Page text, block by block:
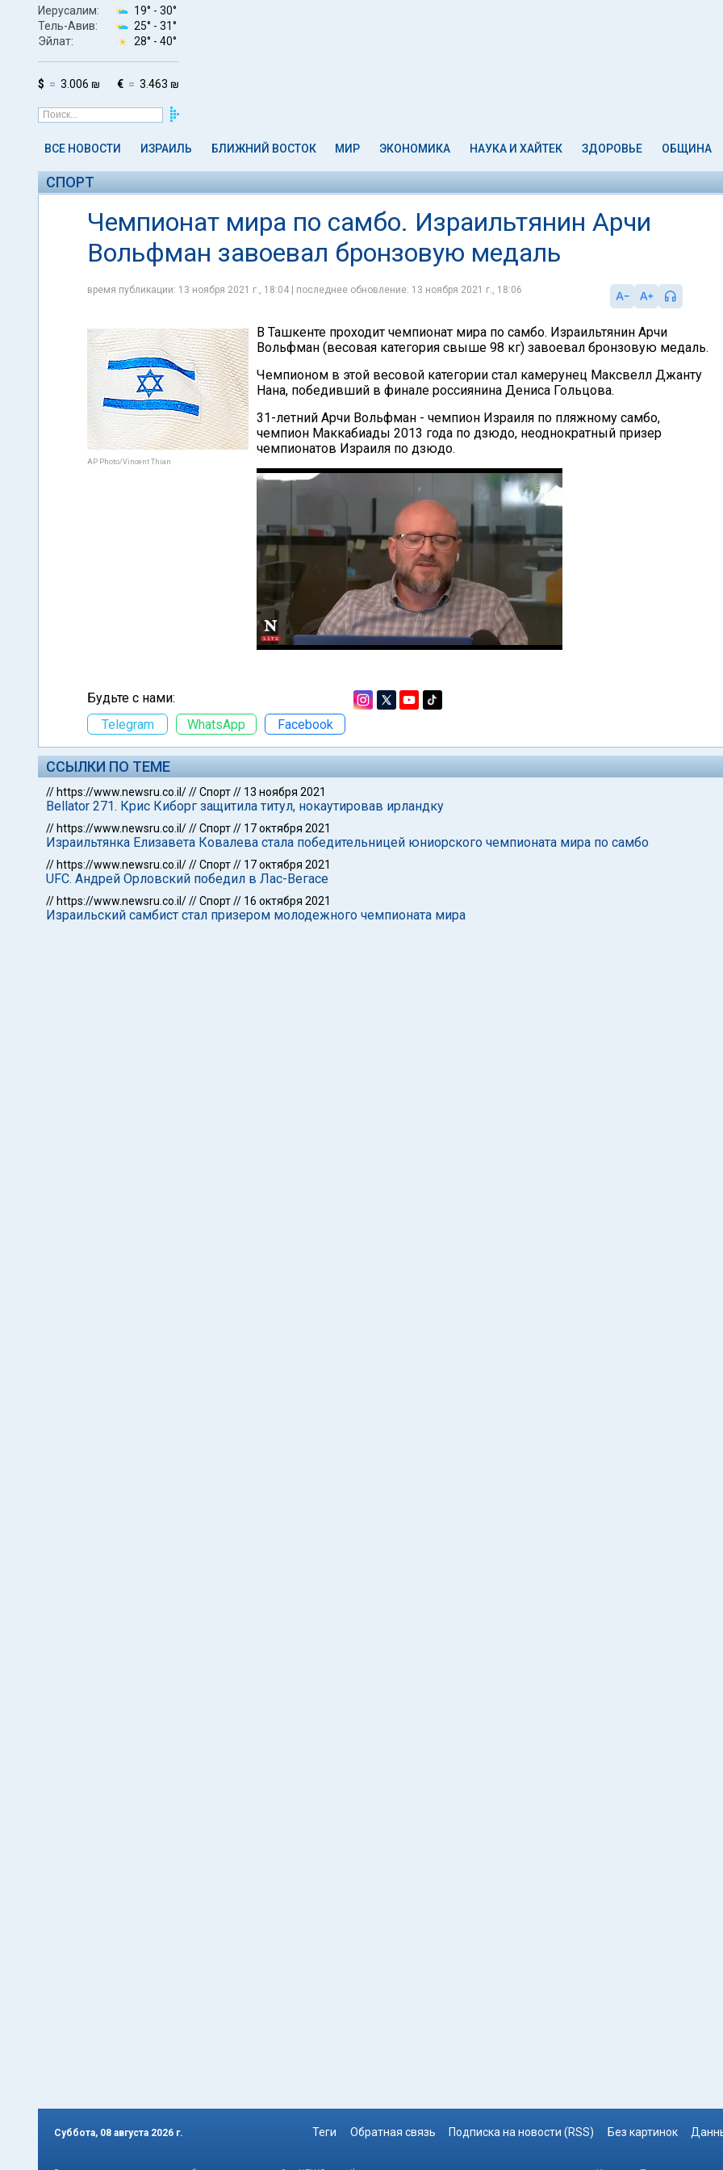
Иерусалим: 19° - 30°
Тель-Авив:
25° - 31°
Эйлат:
28° - 40°
$ 3.006 ₪ € 3.463 ₪
ВСЕ НОВОСТИ ИЗРАИЛЬ БЛИЖНИЙ ВОСТОК МИР ЭКОНОМИКА НАУКА И ХАЙТЕК ЗДОРОВЬЕ ОБЩИНА
СПОРТ
Чемпионат мира по самбо. Израильтянин Арчи
Вольфман завоевал бронзовую медаль
время публикации: 13 ноября 2021 г., 18:04 | последнее обновление: 13 ноября 2021 г., 18:06
AP Photo/Vincent Thian
В Ташкенте проходит чемпионат мира по самбо. Израильтянин Арчи
Вольфман (весовая категория свыше 98 кг) завоевал бронзовую медаль.
Чемпионом в этой весовой категории стал камерунец Максвелл Джанту
Нана, победивший в финале россиянина Дениса Гольцова.
31-летний Арчи Вольфман - чемпион Израиля по пляжному самбо,
чемпион Маккабиады 2013 года по дзюдо, неоднократный призер
чемпионатов Израиля по дзюдо.
Будьте с нами:
Telegram
WhatsApp Facebook
ССЫЛКИ ПО ТЕМЕ
// https://www.newsru.co.il///Спорт// 13 ноября 2021
Bellator 271. Крис Киборг защитила титул, нокаутировав ирландку
// https://www.newsru.co.il///Спорт// 17 октября 2021
Израильтянка Елизавета Ковалева стала победительницей юниорского чемпионата мира по самбо
// https://www.newsru.co.il///Спорт// 17 октября 2021
UFC. Андрей Орловский победил в Лас-Вегасе
// https://www.newsru.co.il///Спорт// 16 октября 2021
Израильский самбист стал призером молодежного чемпионата мира
Суббота, 08 августа 2026 г. Теги Обратная связь Подписка на новости (RSS) Без картинок